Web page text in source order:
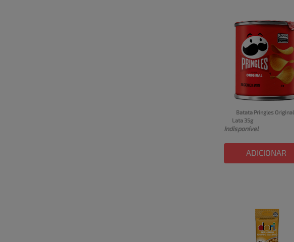
Batata Pringles Original
Lata 35g
Indisponível
ADICIONAR